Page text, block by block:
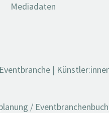
Mediadaten
|
/